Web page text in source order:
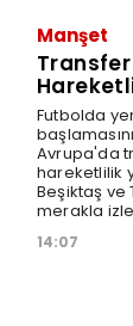
Manşet
Transfer
Futbolda
Avrupa'da
hareketlilik
Beşiktaş
merakla
14:07